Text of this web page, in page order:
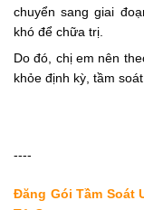
chuyển sang giai
khó để chữa trị.
Do đó, chị em nên
khỏe định kỳ, tầm
----
Đăng Gói Tầm Soát